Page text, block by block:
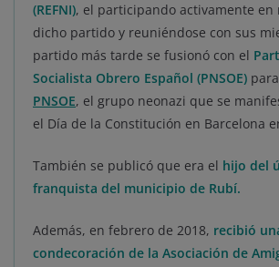
(REFNI), el participando activamente en
dicho partido y reuniéndose con sus
partido más tarde se fusionó con el
Socialista Obrero Español (PNSOE)
PNSOE, el grupo neonazi que se
el Día de la Constitución en Barcelona
También se publicó que era el hijo del
franquista del municipio de Rubí.
Además, en febrero de 2018, recibió
condecoración de la Asociación de